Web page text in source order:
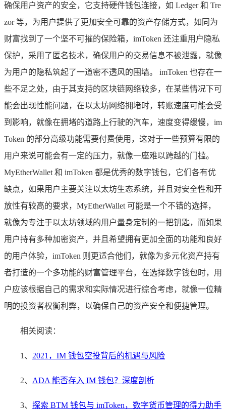
确保用户资产的安全，它支持硬件钱包连接，如 Ledger 和 Tre
zor 等，为用户提供了更加安全可靠的资产存储方式，如同为
财富找到了一个坚不可摧的保险箱，imToken 还注重用户隐私
保护，采用了匿名技术，确保用户的交易信息不被泄露，就像
为用户的隐私筑起了一道密不透风的围墙。 imToken 也存在一
些不足之处，由于其支持的区块链网络较多，在某些情况下可
能会出现性能问题，在以太坊网络拥堵时，转账速度可能会受
到影响，就像在拥堵的道路上行驶的汽车，速度变得缓慢，im
Token 的部分高级功能需要付费使用，这对于一些预算有限的
用户来说可能会有一定的压力，就像一座难以跨越的门槛。
MyEtherWallet 和 imToken 都是优秀的数字钱包，它们各有优
缺点，如果用户主要关注以太坊生态系统，并且对安全性和开
放性有较高的要求，MyEtherWallet 可能是一个不错的选择，
就像为专注于以太坊领域的用户量身定制的一把钥匙，而如果
用户持有多种加密资产，并且希望拥有更加全面的功能和良好
的用户体验，imToken 则更适合他们，就像为多元化资产持有
者打造的一个多功能的财富管理平台，在选择数字钱包时，用
户应该根据自己的需求和实际情况进行综合考虑，就像一位精
明的投资者权衡利弊，以确保自己的资产安全和便捷管理。
相关阅读：
1、 2021，IM 钱包空投背后的机遇与风险
2、 ADA 能否存入 IM 钱包？深度剖析
3、 探索 BTM 钱包与 imToken，数字货币管理的得力助手